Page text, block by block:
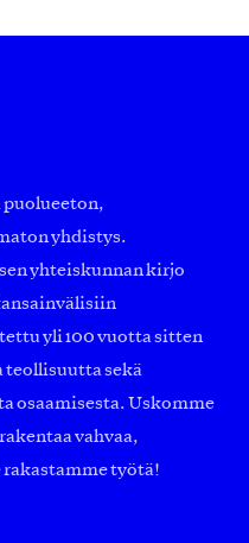
puolueeton,
yhdistys.
yhteiskunnan kirjo
yli 100 vuotta sitten
teollisuutta sekä
osaamisesta. Uskomme
vahvaa,
työtä!